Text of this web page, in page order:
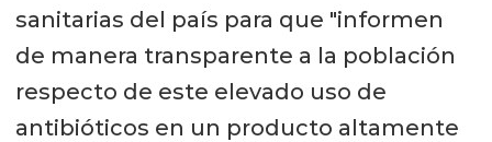
sanitarias del país para que "informen
de manera transparente a la población
respecto de este elevado uso de
antibióticos en un producto altamente